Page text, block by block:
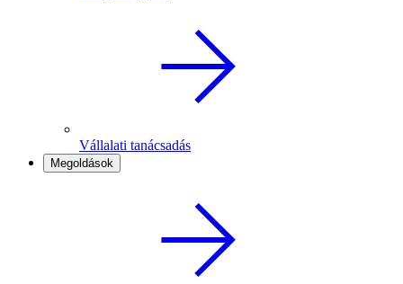
Vállalati tanácsadás
Megoldások